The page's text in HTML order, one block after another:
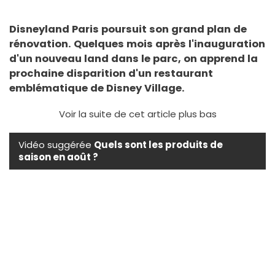
Disneyland Paris poursuit son grand plan de
rénovation. Quelques mois après l'inauguration
d'un nouveau land dans le parc, on apprend la
prochaine disparition d'un restaurant
emblématique de Disney Village.
Voir la suite de cet article plus bas
Vidéo suggérée Quels sont les produits de
saison en août ?